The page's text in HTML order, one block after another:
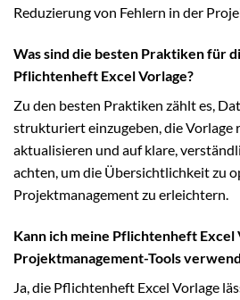
Reduzierung von Fehlern in der
Was sind die besten Praktiken für
Pflichtenheft Excel Vorlage?
Zu den besten Praktiken zählt es,
strukturiert einzugeben, die Vorlage
aktualisieren und auf klare,
achten, um die Übersichtlichkeit zu
Projektmanagement zu erleichtern.
Kann ich meine Pflichtenheft Excel
Projektmanagement-Tools
Ja, die Pflichtenheft Excel Vorlage